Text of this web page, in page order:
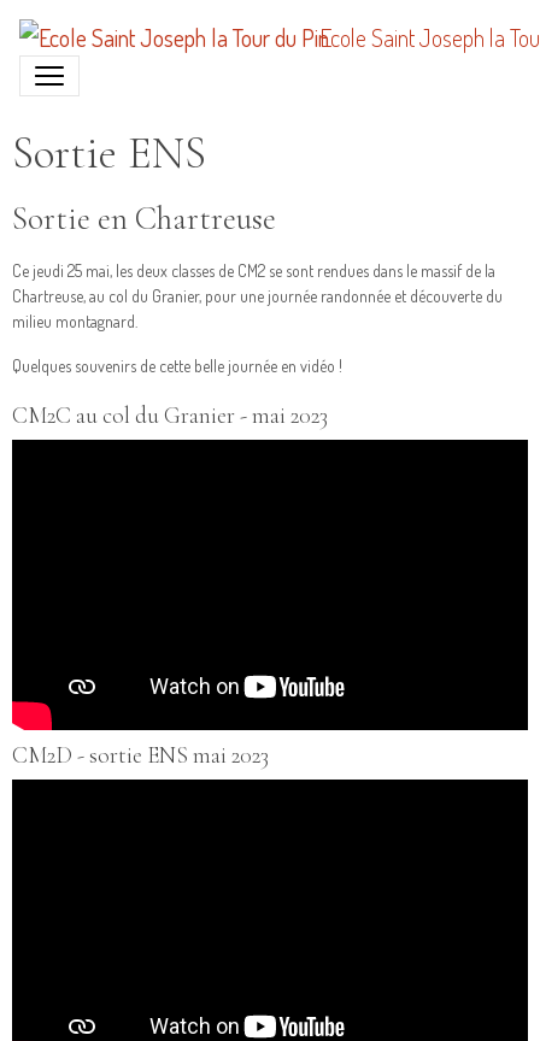
Ecole Saint Joseph la
Sortie ENS
Sortie en Chartreuse
Ce jeudi 25 mai, les deux classes de CM2 se sont rendues dans le massif de la
Chartreuse, au col du Granier, pour une journée randonnée et découverte du
milieu montagnard.
Quelques souvenirs de cette belle journée en vidéo !
CM2C au col du Granier - mai 2023
CM2D - sortie ENS mai 2023